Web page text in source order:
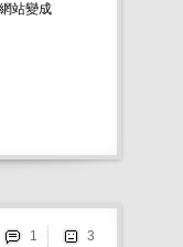
站變成
1